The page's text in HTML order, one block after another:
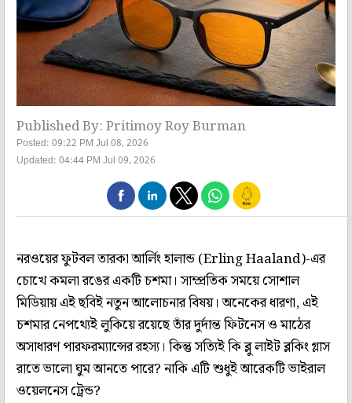
Published By: Pritimoy Roy Burman
Posted: 09:22 PM Jul 08, 2026
Updated: 04:44 PM Jul 09, 2026
নরওয়ের ফুটবল তারকা আর্লিং হালান্ড (Erling Haaland)-এর
চোখে কমলা রঙের একটি চশমা। সাম্প্রতিক সময়ে সোশাল
মিডিয়ায় এই ছবিই নতুন আলোচনার বিষয়। অনেকের ধারণা, এই
চশমার নেপথ্যেই লুকিয়ে রয়েছে তাঁর দুর্দান্ত ফিটনেস ও মাঠের
অসাধারণ পারফরম্যান্সের রহস্য। কিন্তু সত্যিই কি ব্লু লাইট ব্লকিং গ্লাস
রাতে ভালো ঘুম আনতে পারে? নাকি এটি শুধুই আরেকটি ভাইরাল
ওয়েলনেস ট্রেন্ড?